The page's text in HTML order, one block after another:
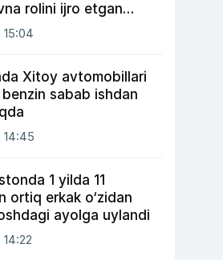
rolini ijro etgan
taqdiri qanday
15:04
Xitoy avtomobillari
sabab ishdan
14:45
1 yilda 11
ortiq erkak o‘zidan
ayolga uylandi